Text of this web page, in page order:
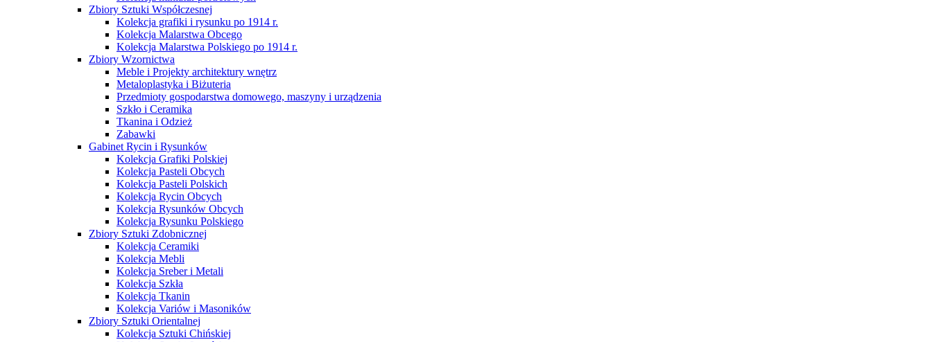
Zbiory Sztuki Współczesnej
Kolekcja grafiki i rysunku po 1914 r.
Kolekcja Malarstwa Obcego
Kolekcja Malarstwa Polskiego po 1914 r.
Zbiory Wzornictwa
Meble i Projekty architektury wnętrz
Metaloplastyka i Biżuteria
Przedmioty gospodarstwa domowego, maszyny i urządzenia
Szkło i Ceramika
Tkanina i Odzież
Zabawki
Gabinet Rycin i Rysunków
Kolekcja Grafiki Polskiej
Kolekcja Pasteli Obcych
Kolekcja Pasteli Polskich
Kolekcja Rycin Obcych
Kolekcja Rysunków Obcych
Kolekcja Rysunku Polskiego
Zbiory Sztuki Zdobnicznej
Kolekcja Ceramiki
Kolekcja Mebli
Kolekcja Sreber i Metali
Kolekcja Szkła
Kolekcja Tkanin
Kolekcja Variów i Masoników
Zbiory Sztuki Orientalnej
Kolekcja Sztuki Chińskiej